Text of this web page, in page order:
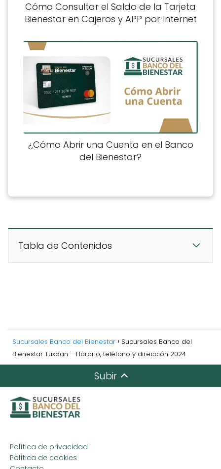
Cómo Consultar el Saldo de la Tarjeta
Bienestar en Cajeros y APP por Internet
¿Cómo Abrir una Cuenta en el Banco
del Bienestar?
Tabla de Contenidos
Sucursales Banco del Bienestar
Sucursales Banco del
Bienestar Tuxpan – Horario, teléfono y dirección 2024
Subir
Política de privacidad
Política de cookies